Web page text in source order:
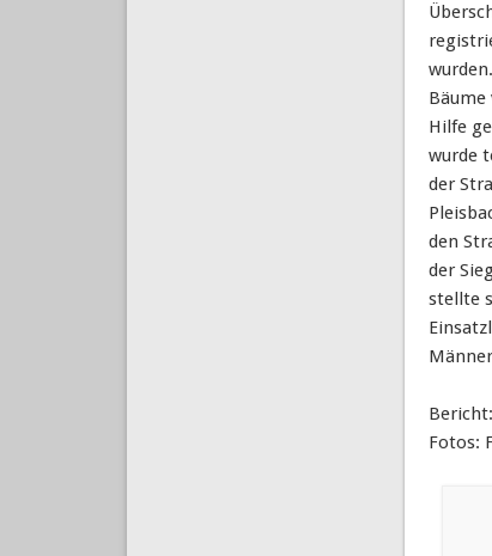
Hilfe
wurde
der
den
der
stellte
Fotos: